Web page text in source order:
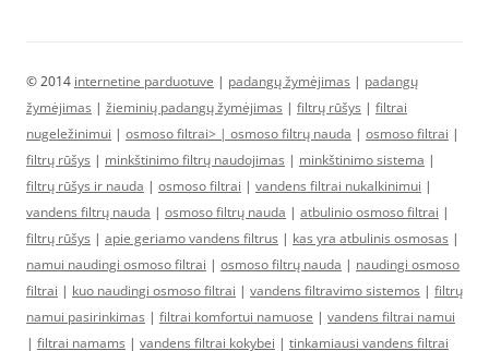
© 2014 internetine parduotuve | padangų žymėjimas | padangų
žymėjimas | žieminių padangų žymėjimas | filtrų rūšys | filtrai
nugeležinimui | osmoso filtrai> | osmoso filtrų nauda | osmoso filtrai |
filtrų rūšys | minkštinimo filtrų naudojimas | minkštinimo sistema |
filtrų rūšys ir nauda | osmoso filtrai | vandens filtrai nukalkinimui |
vandens filtrų nauda | osmoso filtrų nauda | atbulinio osmoso filtrai |
filtrų rūšys | apie geriamo vandens filtrus | kas yra atbulinis osmosas |
namui naudingi osmoso filtrai | osmoso filtrų nauda | naudingi osmoso
filtrai | kuo naudingi osmoso filtrai | vandens filtravimo sistemos | filtrų
namui pasirinkimas | filtrai komfortui namuose | vandens filtrai namui
| filtrai namams | vandens filtrai kokybei | tinkamiausi vandens filtrai